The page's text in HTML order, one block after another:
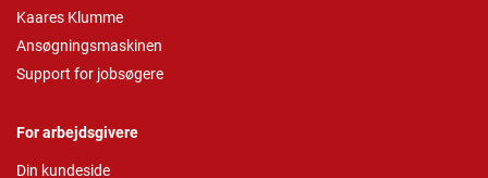
Kaares Klumme
Ansøgningsmaskinen
Support for jobsøgere
For arbejdsgivere
Din kundeside